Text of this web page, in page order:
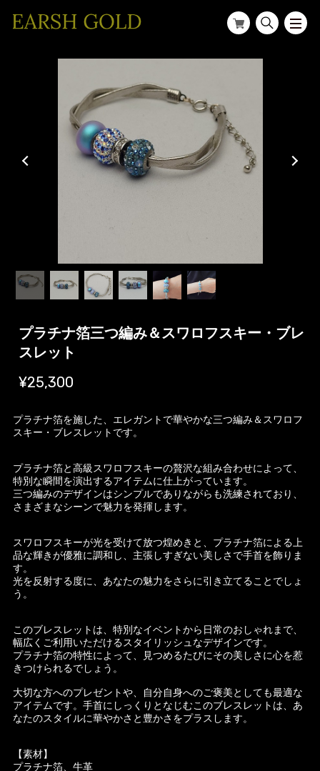
プラチナ箔三つ編み＆スワロフスキー・ブレ
スレット
¥25,300
プラチナ箔を施した、エレガントで華やかな三つ編み＆スワロフ
スキー・ブレスレットです。
プラチナ箔と高級スワロフスキーの贅沢な組み合わせによって、
特別な瞬間を演出するアイテムに仕上がっています。
三つ編みのデザインはシンプルでありながらも洗練されており、
さまざまなシーンで魅力を発揮します。
スワロフスキーが光を受けて放つ煌めきと、プラチナ箔による上
品な輝きが優雅に調和し、主張しすぎない美しさで手首を飾りま
す。
光を反射する度に、あなたの魅力をさらに引き立てることでしょ
う。
このブレスレットは、特別なイベントから日常のおしゃれまで、
幅広くご利用いただけるスタイリッシュなデザインです。
プラチナ箔の特性によって、見つめるたびにその美しさに心を惹
きつけられるでしょう。
大切な方へのプレゼントや、自分自身へのご褒美としても最適な
アイテムです。手首にしっくりとなじむこのブレスレットは、あ
なたのスタイルに華やかさと豊かさをプラスします。
【素材】
プラチナ箔、牛革